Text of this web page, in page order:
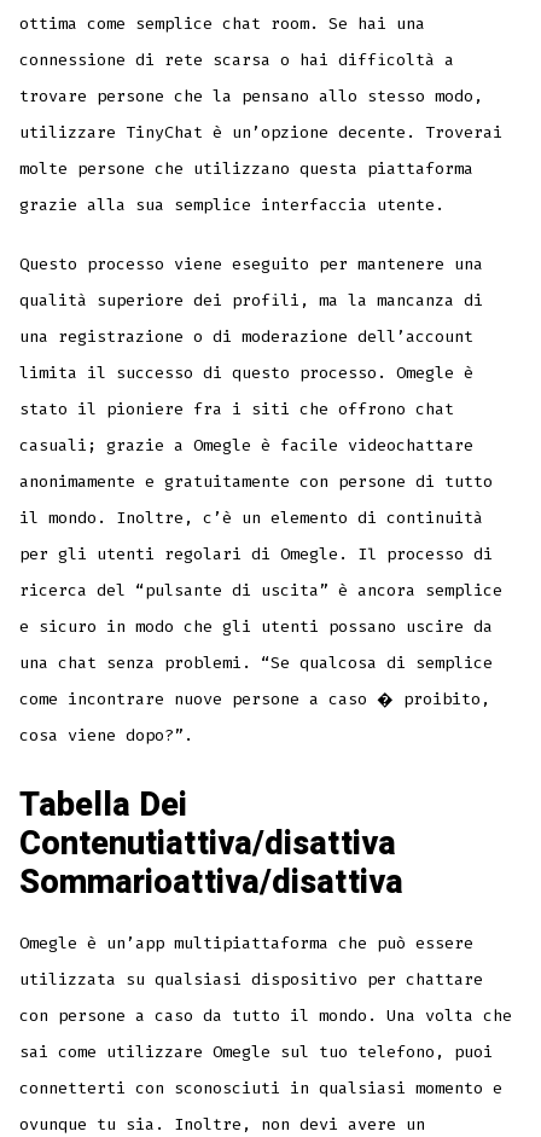
ottima come semplice chat room. Se hai una
connessione di rete scarsa o hai difficoltà a
trovare persone che la pensano allo stesso modo,
utilizzare TinyChat è un’opzione decente. Troverai
molte persone che utilizzano questa piattaforma
grazie alla sua semplice interfaccia utente.
Questo processo viene eseguito per mantenere una
qualità superiore dei profili, ma la mancanza di
una registrazione o di moderazione dell’account
limita il successo di questo processo. Omegle è
stato il pioniere fra i siti che offrono chat
casuali; grazie a Omegle è facile videochattare
anonimamente e gratuitamente con persone di tutto
il mondo. Inoltre, c’è un elemento di continuità
per gli utenti regolari di Omegle. Il processo di
ricerca del “pulsante di uscita” è ancora semplice
e sicuro in modo che gli utenti possano uscire da
una chat senza problemi. “Se qualcosa di semplice
come incontrare nuove persone a caso � proibito,
cosa viene dopo?”.
Tabella Dei
Contenutiattiva/disattiva
Sommarioattiva/disattiva
Omegle è un’app multipiattaforma che può essere
utilizzata su qualsiasi dispositivo per chattare
con persone a caso da tutto il mondo. Una volta che
sai come utilizzare Omegle sul tuo telefono, puoi
connetterti con sconosciuti in qualsiasi momento e
ovunque tu sia. Inoltre, non devi avere un